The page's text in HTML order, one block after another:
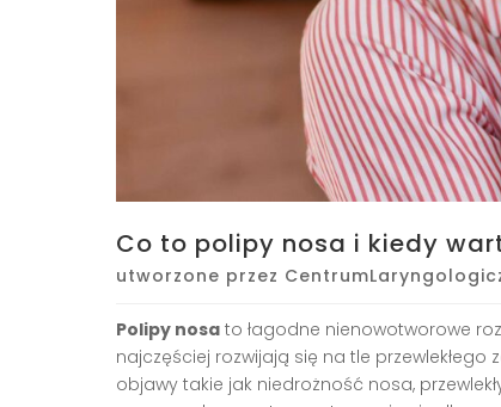
Co to polipy nosa i kiedy
utworzone przez
Polipy nosa to łagodne nienowotworowe
najczęściej rozwijają się na tle
objawy takie jak niedrożność nosa,